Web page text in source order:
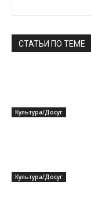
СТАТЬИ ПО ТЕМЕ
Культура/Досуг
Культура/Досуг